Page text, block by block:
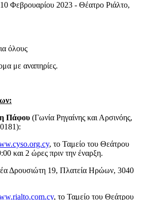
Φεβρουαρίου 2023 - Θέατρο Ριάλτο,
όλους
με αναπηρίες.
Πάφου (Γωνία Ρηγαίνης και Αρσινόης,
, το Ταμείο του Θεάτρου
και 2 ώρες πριν την έναρξη.
Δρουσιώτη 19, Πλατεία Ηρώων, 3040
, το Ταμείο του Θεάτρου